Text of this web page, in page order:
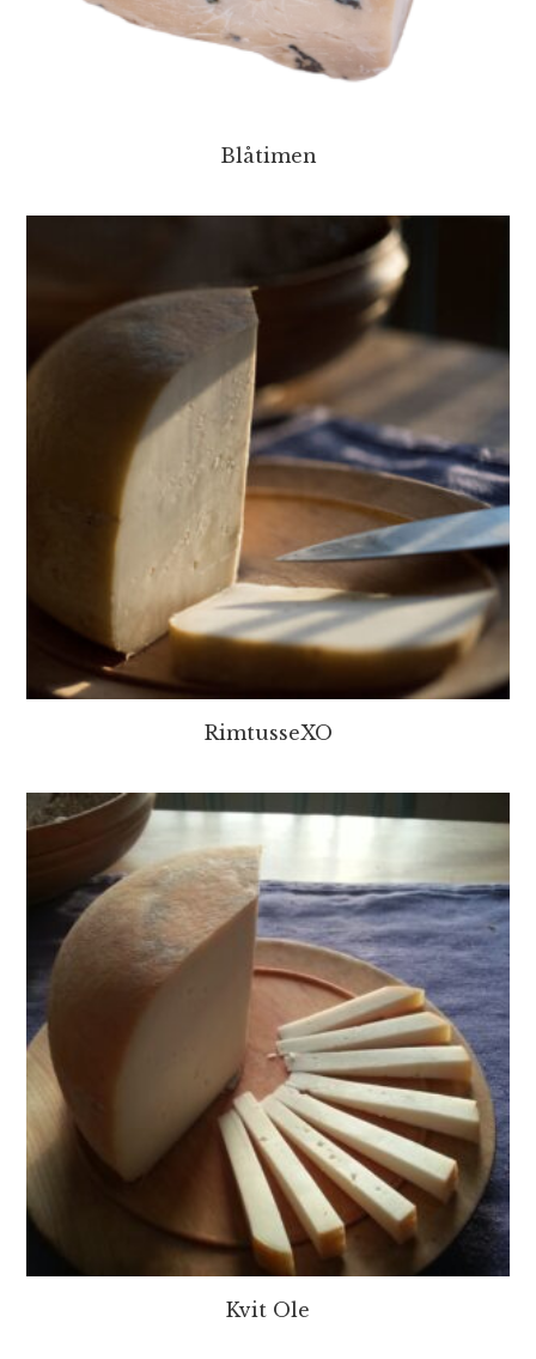
Blåtimen
RimtusseXO
Kvit Ole